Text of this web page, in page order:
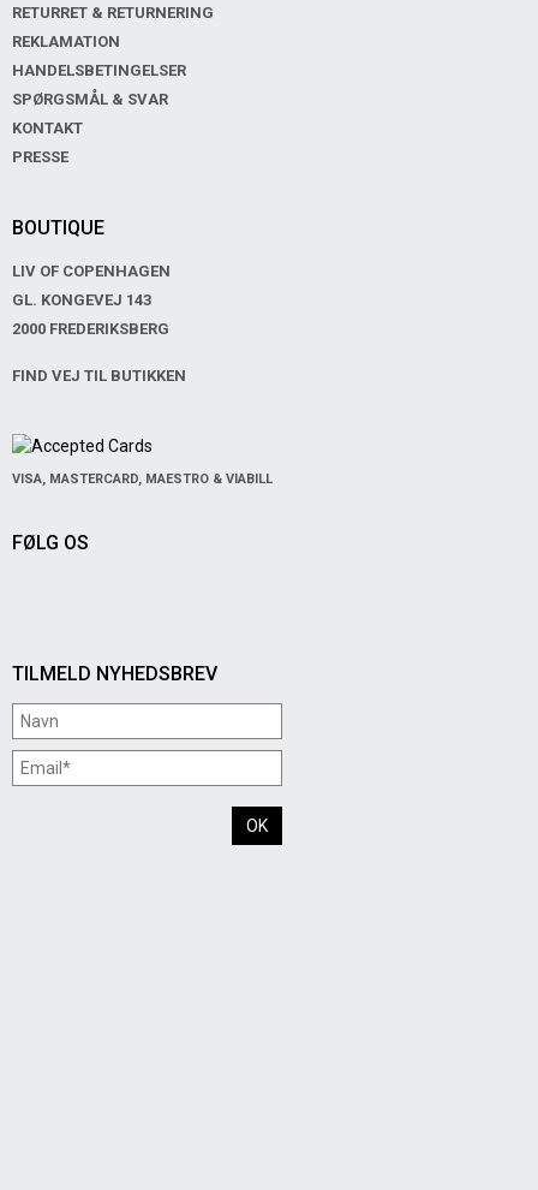
RETURRET & RETURNERING
REKLAMATION
HANDELSBETINGELSER
SPØRGSMÅL & SVAR
KONTAKT
PRESSE
BOUTIQUE
LIV OF COPENHAGEN
GL. KONGEVEJ 143
2000 FREDERIKSBERG
FIND VEJ TIL BUTIKKEN
TILMELD NYHEDSBREV
FØLG OS
VISA, MASTERCARD, MAESTRO & VIABILL